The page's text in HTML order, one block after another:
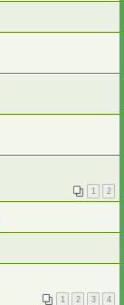
1 2
1 2 3 4